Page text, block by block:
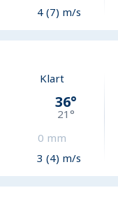
4 (7) m/s
Klart
36°
21°
0 mm
3 (4) m/s